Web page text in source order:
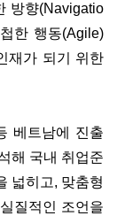
방향(Navigatio
한 행동(Agile)
재가 되기 위한
베트남에 진출
해 국내 취업준
넓히고, 맞춤형
질적인 조언을